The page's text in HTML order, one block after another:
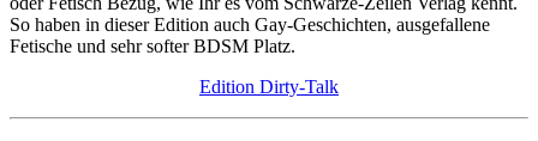
So haben in dieser Edition auch Gay-Geschichten, ausgefallene
Fetische und sehr softer BDSM Platz.
Edition Dirty-Talk